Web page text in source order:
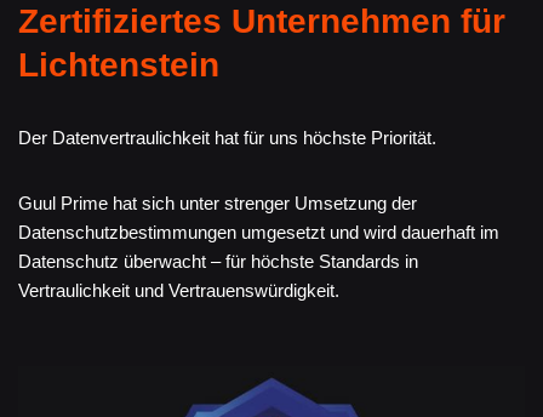
Zertifiziertes Unternehmen für
Lichtenstein
Der Datenvertraulichkeit hat für uns höchste Priorität.
Guul Prime hat sich unter strenger Umsetzung der
Datenschutzbestimmungen umgesetzt und wird dauerhaft im
Datenschutz überwacht – für höchste Standards in
Vertraulichkeit und Vertrauenswürdigkeit.